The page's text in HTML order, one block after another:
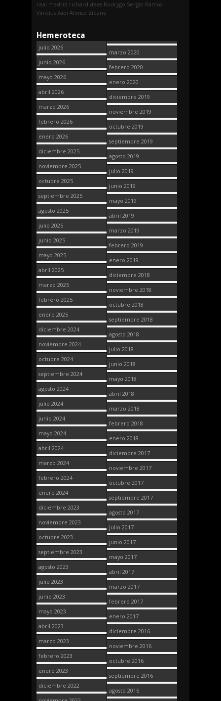
real madrid richard dees Rodrygo Sergio Ramos
Vinicius Xabi Alonso Zidane
Hemeroteca
julio 2026
junio 2026
mayo 2026
abril 2026
marzo 2026
febrero 2026
enero 2026
diciembre 2025
noviembre 2025
octubre 2025
septiembre 2025
agosto 2025
julio 2025
junio 2025
mayo 2025
abril 2025
marzo 2025
febrero 2025
enero 2025
diciembre 2024
noviembre 2024
octubre 2024
septiembre 2024
agosto 2024
julio 2024
junio 2024
mayo 2024
abril 2024
marzo 2024
febrero 2024
enero 2024
diciembre 2023
noviembre 2023
octubre 2023
septiembre 2023
agosto 2023
julio 2023
junio 2023
mayo 2023
abril 2023
marzo 2023
febrero 2023
enero 2023
diciembre 2022
marzo 2020
febrero 2020
enero 2020
diciembre 2019
noviembre 2019
octubre 2019
septiembre 2019
agosto 2019
julio 2019
junio 2019
mayo 2019
abril 2019
marzo 2019
febrero 2019
enero 2019
diciembre 2018
noviembre 2018
octubre 2018
septiembre 2018
agosto 2018
julio 2018
junio 2018
mayo 2018
abril 2018
marzo 2018
febrero 2018
enero 2018
diciembre 2017
noviembre 2017
octubre 2017
septiembre 2017
agosto 2017
julio 2017
junio 2017
mayo 2017
abril 2017
marzo 2017
febrero 2017
enero 2017
diciembre 2016
noviembre 2016
octubre 2016
septiembre 2016
agosto 2016